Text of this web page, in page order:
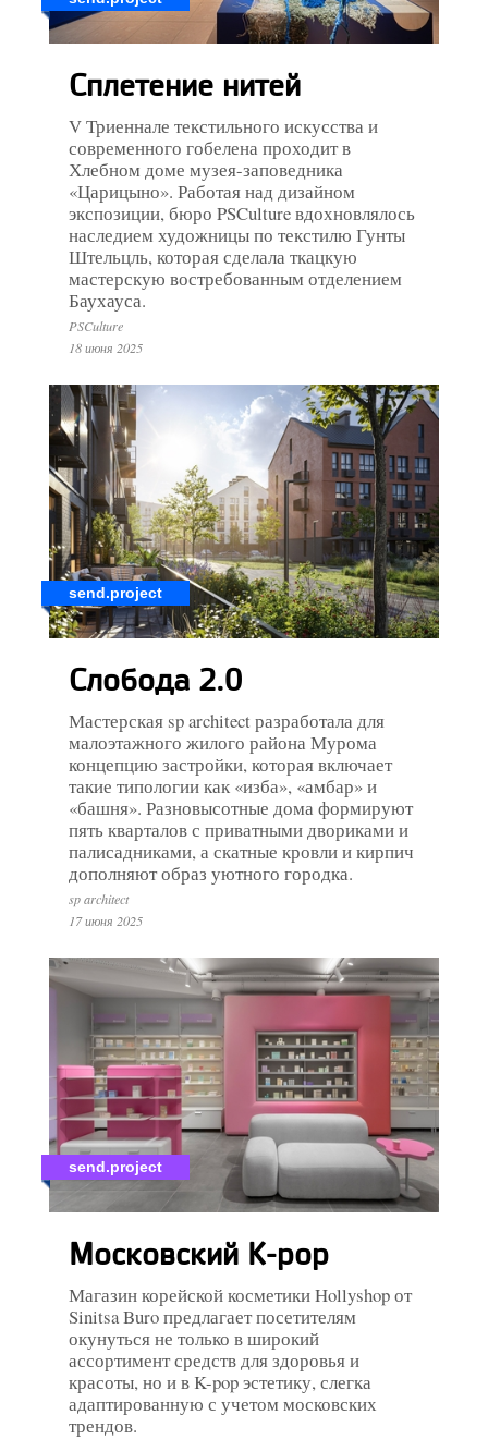
Сплетение нитей
V Триеннале текстильного искусства и
современного гобелена проходит в
Хлебном доме музея-заповедника
«Царицыно». Работая над дизайном
экспозиции, бюро PSCulture вдохновлялось
наследием художницы по текстилю Гунты
Штельцль, которая сделала ткацкую
мастерскую востребованным отделением
Баухауса.
PSCulture
18 июня 2025
send.project
Слобода 2.0
Мастерская sp architect разработала для
малоэтажного жилого района Мурома
концепцию застройки, которая включает
такие типологии как «изба», «амбар» и
«башня». Разновысотные дома формируют
пять кварталов с приватными двориками и
палисадниками, а скатные кровли и кирпич
дополняют образ уютного городка.
sp architect
17 июня 2025
send.project
Московский K-pop
Магазин корейской косметики Hollyshop от
Sinitsa Buro предлагает посетителям
окунуться не только в широкий
ассортимент средств для здоровья и
красоты, но и в K-pop эстетику, слегка
адаптированную с учетом московских
трендов.